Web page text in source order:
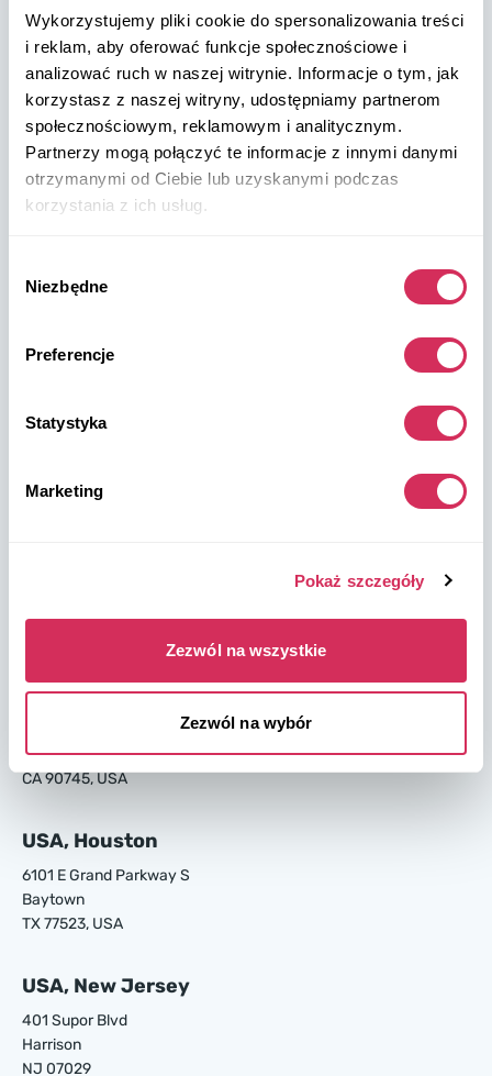
Wykorzystujemy pliki cookie do spersonalizowania treści
i reklam, aby oferować funkcje społecznościowe i
analizować ruch w naszej witrynie. Informacje o tym, jak
korzystasz z naszej witryny, udostępniamy partnerom
społecznościowym, reklamowym i analitycznym.
Partnerzy mogą połączyć te informacje z innymi danymi
otrzymanymi od Ciebie lub uzyskanymi podczas
korzystania z ich usług.
zgody
Niezbędne
Preferencje
Statystyka
Marketing
Pokaż szczegóły
Zezwól na wszystkie
Zezwól na wybór
partners@w8shippingpl.com
+48 572 567 718
W8 Shipping PL Grójecka , 194/2 Warszawa, 02-390
na mapie
Magazyny W8 Shipping USA
VA 23323, USA
USA, Los Angeles
Carson
CA 90745, USA
USA, Houston
6101 E Grand Parkway S
Baytown
TX 77523, USA
USA, New Jersey
401 Supor Blvd
Harrison
NJ 07029